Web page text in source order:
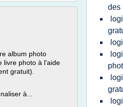
album photo
livre photo à l'aide
gratuit).
à...
des